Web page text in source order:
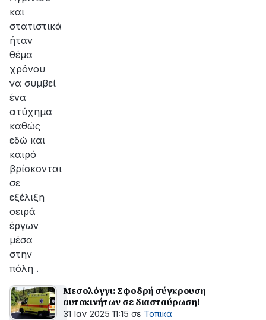
και
στατιστικά
ήταν
θέμα
χρόνου
να συμβεί
ένα
ατύχημα
καθώς
εδώ και
καιρό
βρίσκονται
σε
εξέλιξη
σειρά
έργων
μέσα
στην
πόλη .
Μεσολόγγι: Σφοδρή σύγκρουση
αυτοκινήτων σε διασταύρωση!
31 Ιαν 2025 11:15 σε Τοπικά